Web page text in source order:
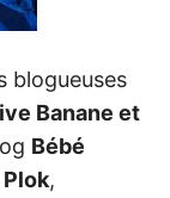
blogueuses
Banane et
Bébé
Plok,